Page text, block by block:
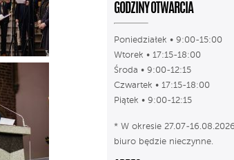
GODZINY OTWARCIA
Poniedziałek • 9:00-15:00
Wtorek • 17:15-18:00
Środa • 9:00-12:15
Czwartek • 17:15-18:00
Piątek • 9:00-12:15
* W okresie 27.07-16.08.2026
biuro będzie nieczynne.